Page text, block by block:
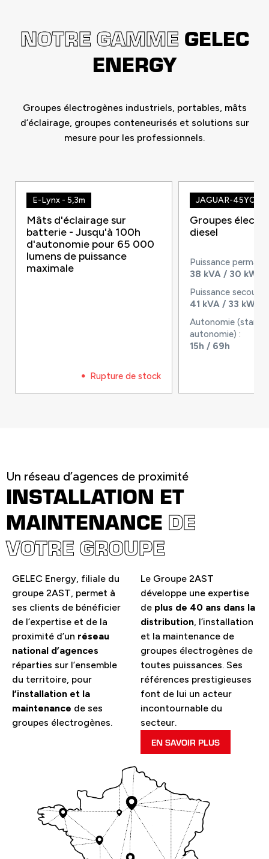
NOTRE GAMME GELEC
ENERGY
Groupes électrogènes industriels, portables, mâts
d’éclairage, groupes conteneurisés et solutions sur
mesure pour les professionnels.
E-Lynx - 5,3m
Mâts d'éclairage sur
batterie - Jusqu'à 100h
d'autonomie pour 65 000
lumens de puissance
maximale
Rupture de stock
JAGUAR-45YC
Groupes
diesel
Puissance
38 kVA / 30 kW
Puissance secours
41 kVA / 33 kW
Autonomie
autonomie) :
15h / 69h
Un réseau d’agences de proximité
INSTALLATION ET
MAINTENANCE DE
VOTRE GROUPE
GELEC Energy, filiale du
groupe 2AST, permet à
ses clients de bénéficier
de l’expertise et de la
proximité d’un réseau
national d’agences
réparties sur l’ensemble
du territoire, pour
l’installation et la
maintenance de ses
groupes électrogènes.
Le Groupe 2AST
développe une expertise
de plus de 40 ans dans la
distribution , l’installation
et la maintenance de
groupes électrogènes de
toutes puissances. Ses
références prestigieuses
font de lui un acteur
incontournable du
secteur.
EN SAVOIR PLUS